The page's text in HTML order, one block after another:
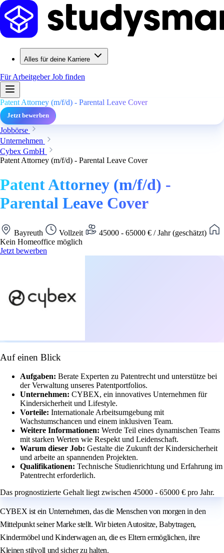
Alles für deine Karriere
Für ArbeitgeberJob finden
Patent Attorney (m/f/d) - Parental Leave Cover
Jetzt bewerben
Jobbörse
Unternehmen
Cybex GmbH
Patent Attorney (m/f/d) - Parental Leave Cover
Patent Attorney (m/f/d) -
Parental Leave Cover
Bayreuth Vollzeit
45000 - 65000 € / Jahr (geschätzt)
Kein Homeoffice möglich
Jetzt bewerben
Auf einen Blick
Aufgaben: Berate Experten zu Patentrecht und unterstütze bei
der Verwaltung unseres Patentportfolios.
Unternehmen: CYBEX, ein innovatives Unternehmen für
Kindersicherheit und Lifestyle.
Vorteile: Internationale Arbeitsumgebung mit
Wachstumschancen und einem inklusiven Team.
Weitere Informationen: Werde Teil eines dynamischen Teams
mit starken Werten wie Respekt und Leidenschaft.
Warum dieser Job: Gestalte die Zukunft der Kindersicherheit
und arbeite an spannenden Projekten.
Qualifikationen: Technische Studienrichtung und Erfahrung im
Patentrecht erforderlich.
Das prognostizierte Gehalt liegt zwischen 45000 - 65000 € pro Jahr.
CYBEX ist ein Unternehmen, das die Menschen von morgen in den
Mittelpunkt seiner Marke stellt. Wir bieten Autositze, Babytragen,
Kindermöbel und Kinderwagen an, die es Eltern ermöglichen, ihre
Kleinen stilvoll und sicher zu halten.